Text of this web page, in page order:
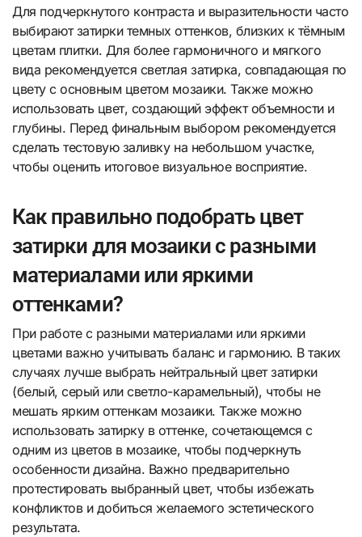
Для подчеркнутого контраста и выразительности часто
выбирают затирки темных оттенков, близких к тёмным
цветам плитки. Для более гармоничного и мягкого
вида рекомендуется светлая затирка, совпадающая по
цвету с основным цветом мозаики. Также можно
использовать цвет, создающий эффект объемности и
глубины. Перед финальным выбором рекомендуется
сделать тестовую заливку на небольшом участке,
чтобы оценить итоговое визуальное восприятие.
Как правильно подобрать цвет
затирки для мозаики с разными
материалами или яркими
оттенками?
При работе с разными материалами или яркими
цветами важно учитывать баланс и гармонию. В таких
случаях лучше выбрать нейтральный цвет затирки
(белый, серый или светло-карамельный), чтобы не
мешать ярким оттенкам мозаики. Также можно
использовать затирку в оттенке, сочетающемся с
одним из цветов в мозаике, чтобы подчеркнуть
особенности дизайна. Важно предварительно
протестировать выбранный цвет, чтобы избежать
конфликтов и добиться желаемого эстетического
результата.